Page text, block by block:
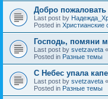
Добро
Last post by
Posted in Христианские
Господь, помяни
Last post by svetzaveta «
Posted in Разные темы
C Небес упала
Last post by svetzaveta «
Posted in Разные темы